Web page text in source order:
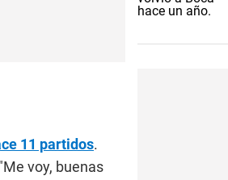
11 partidos.
voy, buenas